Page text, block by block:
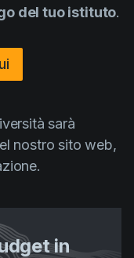
del tuo istituto.
sarà
nostro sito web,
in